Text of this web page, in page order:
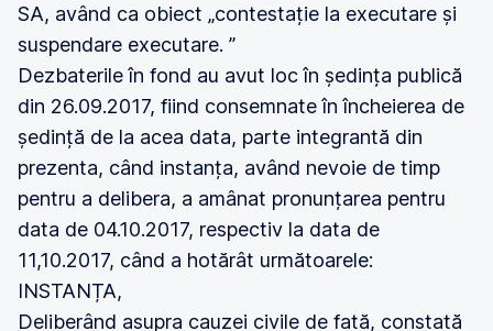
SA, având ca obiect „contestație la executare și
suspendare executare. ”
Dezbaterile în fond au avut loc în ședința publică
din 26.09.2017, fiind consemnate în încheierea de
ședință de la acea data, parte integrantă din
prezenta, când instanța, având nevoie de timp
pentru a delibera, a amânat pronunțarea pentru
data de 04.10.2017, respectiv la data de
11,10.2017, când a hotărât următoarele:
INSTANȚA,
Deliberând asupra cauzei civile de fată, constată